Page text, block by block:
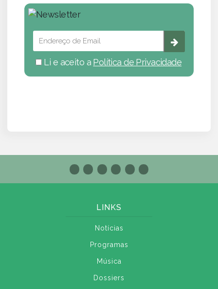
Li e aceito a Política de Privacidade
LINKS
Notícias
Programas
Música
Dossiers